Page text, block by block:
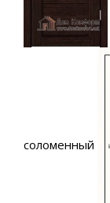
соломенный